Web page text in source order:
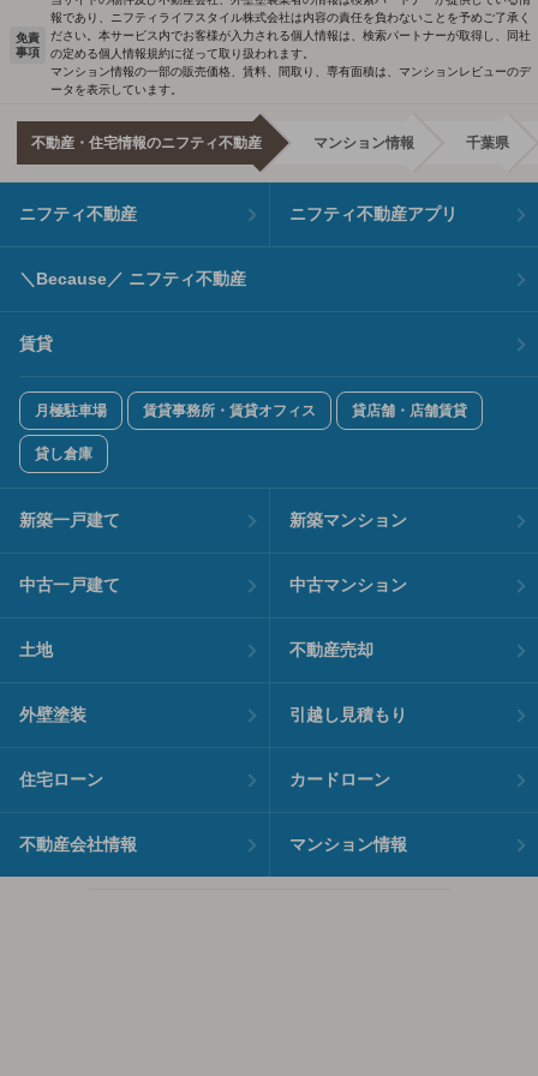
免責
事項
報であり、ニフティライフスタイル株式会社は内容の責任を負わないことを予めご了承く
ださい。本サービス内でお客様が入力される個人情報は、検索パートナーが取得し、同社
の定める個人情報規約に従って取り扱われます。
マンション情報の一部の販売価格、賃料、間取り、専有面積は、マンションレビューのデ
ータを表示しています。
不動産・住宅情報のニフティ不動産 マンション情報 千葉県
ニフティ不動産 ニフティ不動産アプリ
＼Because／ ニフティ不動産
賃貸
月極駐車場 賃貸事務所・賃貸オフィス 貸店舗・店舗賃貸
貸し倉庫
新築一戸建て 新築マンション
中古一戸建て 中古マンション
土地 不動産売却
外壁塗装 引越し見積もり
住宅ローン カードローン
不動産会社情報 マンション情報